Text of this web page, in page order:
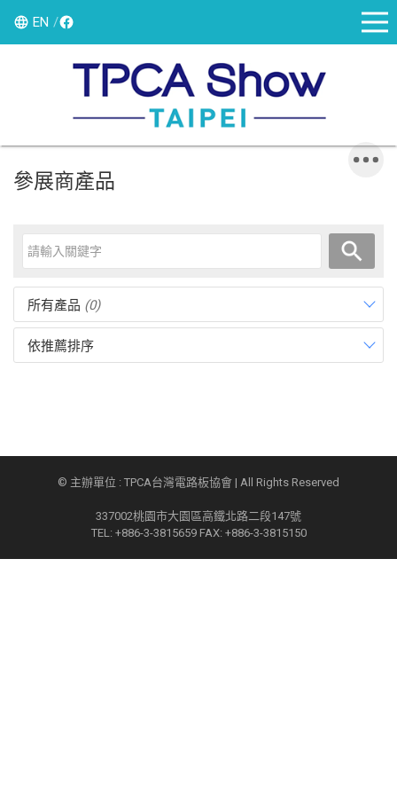
EN
參展商產品
所有產品 (0)
依推薦排序
© 主辦單位 : TPCA台灣電路板協會 | All Rights Reserved
337002桃園市大園區高鐵北路二段147號
TEL: +886-3-3815659 FAX: +886-3-3815150